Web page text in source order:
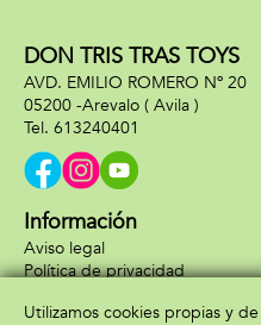
DON TRIS TRAS TOYS
AVD. EMILIO ROMERO Nº 20
05200 -Arevalo ( Avila )
613240401
Información
Aviso legal
Política de privacidad
Utilizamos cookies propias y